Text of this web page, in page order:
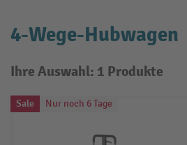
4-Wege-Hubwagen
Ihre Auswahl: 1 Produkte
Sale Nur noch 6 Tage